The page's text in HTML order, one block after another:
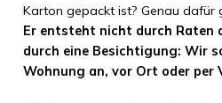
Karton gepackt ist? Genau dafür
Er entsteht nicht durch Raten
durch eine Besichtigung: Wir
Wohnung an, vor Ort oder per